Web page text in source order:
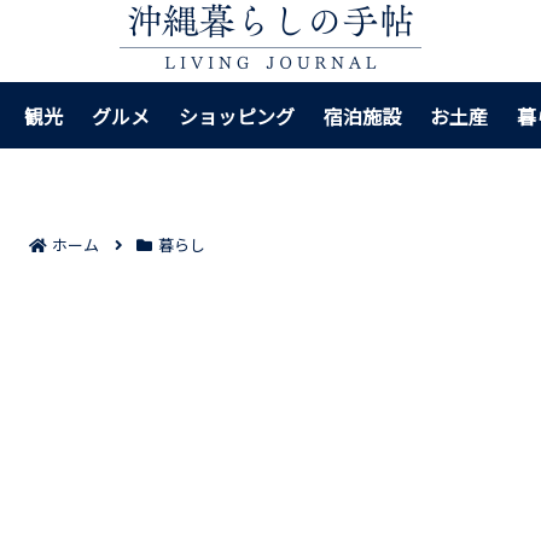
観光 グルメ ショッピング 宿泊施設 お土産
ホーム 暮らし